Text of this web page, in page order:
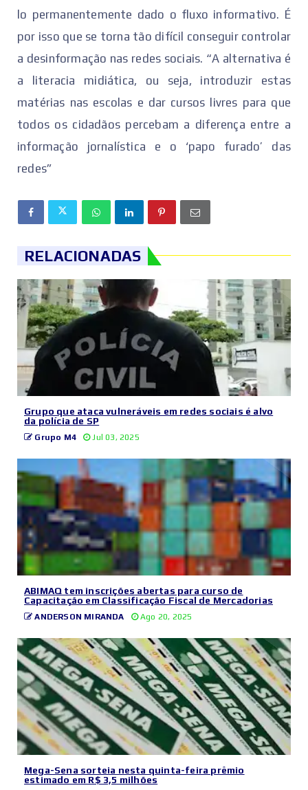
lo permanentemente dado o fluxo informativo. É
por isso que se torna tão difícil conseguir controlar
a desinformação nas redes sociais. “A alternativa é
a literacia midiática, ou seja, introduzir estas
matérias nas escolas e dar cursos livres para que
todos os cidadãos percebam a diferença entre a
informação jornalística e o ‘papo furado’ das
redes”
RELACIONADAS
Grupo que ataca vulneráveis em redes sociais é alvo
da polícia de SP
Grupo M4 Jul 03, 2025
ABIMAQ tem inscrições abertas para curso de
Capacitação em Classificação Fiscal de Mercadorias
ANDERSON MIRANDA Ago 20, 2025
Mega-Sena sorteia nesta quinta-feira prêmio
estimado em R$ 3,5 milhões